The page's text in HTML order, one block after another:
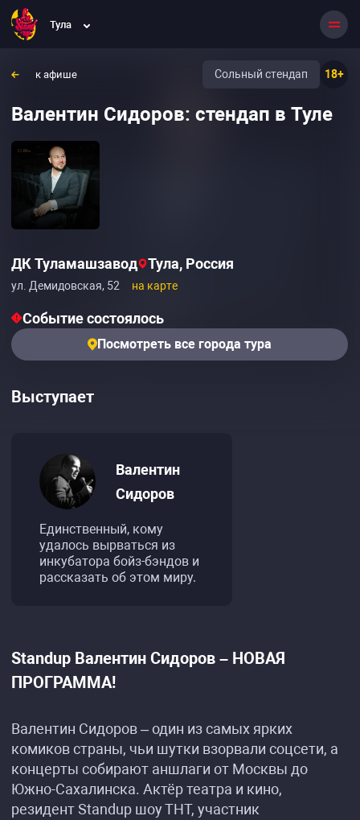
Тула
к афише 18+
Сольный стендап
Валентин Сидоров: стендап в Туле
ДК Туламашзавод Тула, Россия
ул. Демидовская, 52 на карте
Событие состоялось
Посмотреть все города тура
Выступает
Валентин
Сидоров
Единственный, кому
удалось вырваться из
инкубатора бойз-бэндов и
рассказать об этом миру.
Standup Валентин Сидоров – НОВАЯ
ПРОГРАММА!
Валентин Сидоров – один из самых ярких
комиков страны, чьи шутки взорвали соцсети, а
концерты собирают аншлаги от Москвы до
Южно-Сахалинска. Актёр театра и кино,
резидент Standup шоу ТНТ, участник